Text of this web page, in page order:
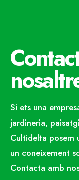
Si ets una
jardineria,
Cultidelta posem
un coneixement
Contacta amb